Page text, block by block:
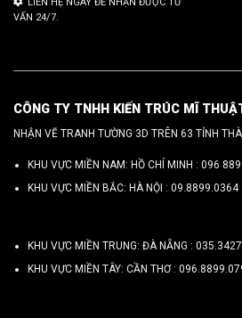
LIÊN HỆ NGAY ĐỂ NHẬN ĐƯỢC TƯ
VẤN 24/7.
CÔNG TY TNHH KIẾN TRÚC MĨ
NHẬN VẼ TRANH TƯỜNG 3D TRÊN 63 TỈNH
KHU VỰC MIỀN NAM: HỒ CHÍ MINH : 096
KHU VỰC MIỀN BẮC: HÀ NỘI : 09.8899.0364
KHU VỰC MIỀN TRUNG: ĐÀ NẴNG :
KHU VỰC MIỀN TÂY: CẦN THƠ :